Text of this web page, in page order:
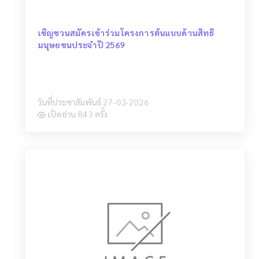
เชิญชวนสมัครเข้าร่วมโครงการต้นแบบด้านสิทธิ
มนุษยชนประจำปี 2569
วันที่ประชาสัมพันธ์ 27-03-2026
เปิดอ่าน 843 ครั้ง